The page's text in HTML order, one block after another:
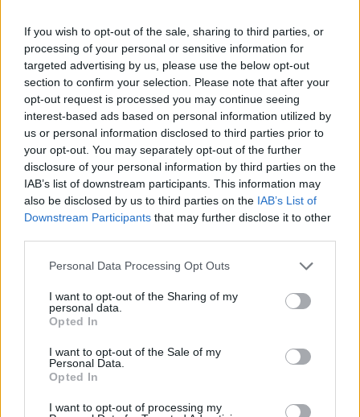
If you wish to opt-out of the sale, sharing to third parties, or
processing of your personal or sensitive information for
targeted advertising by us, please use the below opt-out
section to confirm your selection. Please note that after your
opt-out request is processed you may continue seeing
interest-based ads based on personal information utilized by
us or personal information disclosed to third parties prior to
your opt-out. You may separately opt-out of the further
disclosure of your personal information by third parties on the
IAB’s list of downstream participants. This information may
also be disclosed by us to third parties on the IAB’s List of
Downstream Participants that may further disclose it to other
Please note that this website/app uses one or more Google
not limited to your visit or usage behaviour. You may click to
grant or deny consent to Google and its third-party tags to
use your data for below specified purposes in below Google
consent section.
Personal Data Processing Opt Outs
I want to opt-out of the Sharing of my
personal data.
Opted In
I want to opt-out of the Sale of my
Personal Data.
Opted In
I want to opt-out of processing my
Το ενδεχόμενο μέλλον της ζωής μας στο σπίτι, μέσα
και γύρω από αυτό, και οι μεγάλες αλλαγές που θα
προβλέψεις και εκτιμήσεις του παρόντος.
14.05.2024, 17:27